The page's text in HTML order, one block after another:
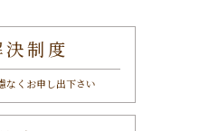
制度
なくお申し出下さい